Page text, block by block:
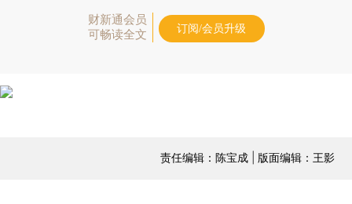
财新通会员
可畅读全文
订阅/会员升级
责任编辑：陈宝成 | 版面编辑：王影